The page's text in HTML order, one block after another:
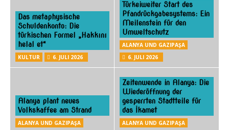
Das metaphysische
Schuldenkonto: Die
türkischen Formel „Hakkını
helal et“
KULTUR 6. JULI 2026
Türkeiweiter Start des
Pfandrückgabesystems: Ein
Meilenstein für den
Umweltschutz
ALANYA UND GAZIPAŞA
6. JULI 2026
Alanya plant neues
Volkskaffee am Strand
ALANYA UND GAZIPAŞA
Zeitenwende in Alanya: Die
Wiederöffnung der
gesperrten Stadtteile für
das İkamet
ALANYA UND GAZIPAŞA